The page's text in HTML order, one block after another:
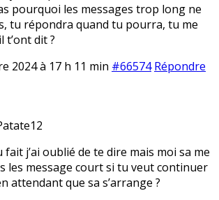
pourquoi les messages trop long ne
tu répondra quand tu pourra, tu me
t’ont dit ?
2024 à 17 h 11 min #66574 Répondre
fait j’ai oublié de te dire mais moi sa me
les message court si tu veut continuer
attendant que sa s’arrange ?